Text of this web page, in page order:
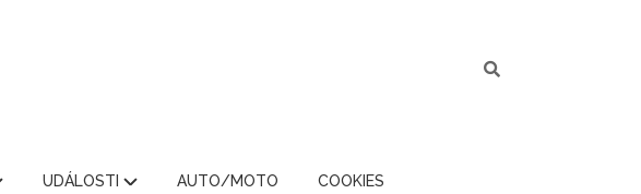
UDÁLOSTI AUTO/MOTO COOKIES